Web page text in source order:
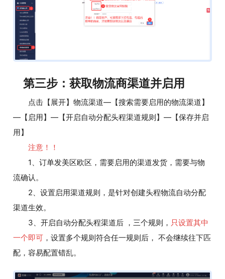
第三步：获取物流商渠道并启用
点击【展开】物流渠道—【搜索需要启用的物流渠道】
—【启用】—【开启自动分配头程渠道规则】—【保存并启
用】
注意！！
1、订单发美区欧区，需要启用的渠道发货，需要与物
流确认。
2、设置启用渠道规则，是针对创建头程物流自动分配
渠道生效。
3、开启自动分配头程渠道后 ，三个规则， 只设置其中
一个即可 ，设置多个规则符合任一规则后， 不会继续往下匹
配，容易配置错乱。